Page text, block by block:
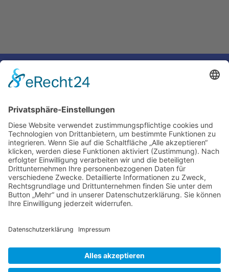
Impressum
Ralf Krauter – Science Reporter
Mehlemer Str. 15, 50968 Köln
USt-IdNr.: DE258510696
Kontakt
Tel.: 0221 / 27 18 396